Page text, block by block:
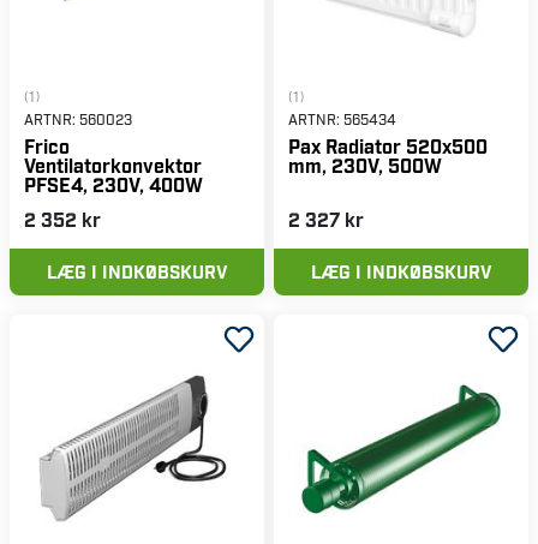
(1)
ARTNR: 560023
Frico
Ventilatorkonvektor
PFSE4, 230V, 400W
2 352 kr
LÆG I INDKØBSKURV
(1)
ARTNR: 565434
Pax Radiator 520x500
mm, 230V, 500W
2 327 kr
LÆG I INDKØBSKURV